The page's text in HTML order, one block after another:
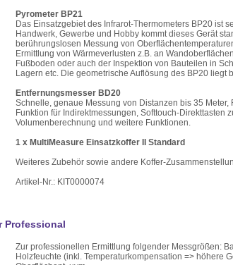
Pyrometer BP21
Das Einsatzgebiet des Infrarot-Thermometers BP20 ist
Handwerk, Gewerbe und Hobby kommt dieses Gerät
berührungslosen Messung von
Ermittlung von Wärmeverlusten z.B. an
Fußboden oder auch der Inspektion von Bauteilen in
Lagern etc. Die geometrische Auflösung des BP20 liegt
Entfernungsmesser BD20
Schnelle, genaue Messung von Distanzen bis 35
Funktion für Indirektmessungen, Softtouch-Direkttasten
Volumenberechnung und weitere Funktionen.
1 x MultiMeasure Einsatzkoffer II Standard
Weiteres Zubehör sowie andere Koffer-
Artikel-Nr.: KIT0000074
Messkoffer
Zur professionellen Ermittlung folgender Messgrößen:
Holzfeuchte (inkl. Temperaturkompensation => höhere